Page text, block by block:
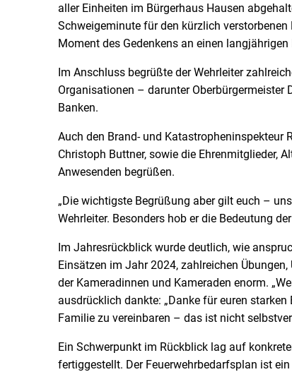
aller Einheiten im Bürgerhaus Hausen
Schweigeminute für den kürzlich
Moment des Gedenkens an einen
Im Anschluss begrüßte der Wehrleiter
Organisationen – darunter Oberbürgermeister
Banken.
Auch den Brand- und Katastropheninspekteur
Christoph Buttner, sowie die Ehrenmitglieder,
Anwesenden begrüßen.
„Die wichtigste Begrüßung aber gilt euch –
Wehrleiter. Besonders hob er die Bedeutung
Im Jahresrückblick wurde deutlich, wie
Einsätzen im Jahr 2024, zahlreichen
der Kameradinnen und Kameraden enorm.
ausdrücklich dankte: „Danke für euren
Familie zu vereinbaren – das ist nicht
Ein Schwerpunkt im Rückblick lag auf
fertiggestellt. Der Feuerwehrbedarfsplan ist